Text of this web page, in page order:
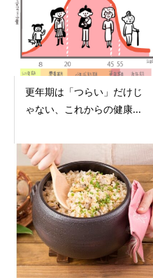
更年期は「つらい」だけじ
ゃない、これからの健康...